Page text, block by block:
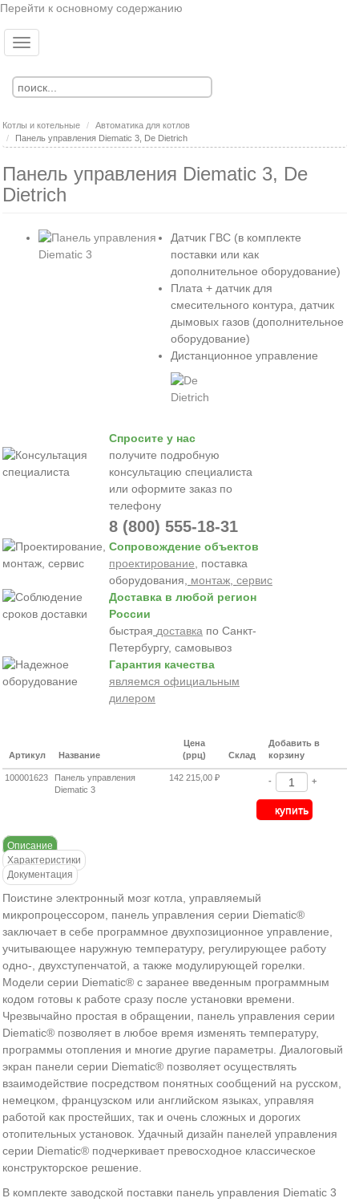
Перейти к основному содержанию
Toggle
Котлы и котельные
Автоматика для котлов
Панель управления Diematic 3, De Dietrich
Панель управления Diematic 3, De
Dietrich
Датчик ГВС (в комплекте
поставки или как
дополнительное оборудование)
Плата + датчик для
смесительного контура, датчик
дымовых газов (дополнительное
оборудование)
Дистанционное управление
Спросите у нас
получите подробную
консультацию специалиста
или оформите заказ по
телефону
8 (800) 555-18-31
Сопровождение объектов
проектирование, поставка
оборудования, монтаж, сервис
Доставка в любой регион
России
быстрая доставка по Санкт-
Петербургу, самовывоз
Гарантия качества
являемся официальным
дилером
Артикул Название
Цена
(ррц)
Склад
Добавить в
корзину
100001623
Панель управления
Diematic 3
142 215,00 ₽ - +
купить
Описание
Характеристики
Документация
Поистине электронный мозг котла, управляемый
микропроцессором, панель управления серии Diematic®
заключает в себе программное двухпозиционное управление,
учитывающее наружную температуру, регулирующее работу
одно-, двухступенчатой, а также модулирующей горелки.
Модели серии Diematic® c заранее введенным программным
кодом готовы к работе сразу после установки времени.
Чрезвычайно простая в обращении, панель управления серии
Diematic® позволяет в любое время изменять температуру,
программы отопления и многие другие параметры. Диалоговый
экран панели серии Diematic® позволяет осуществлять
взаимодействие посредством понятных сообщений на русском,
немецком, французском или английском языках, управляя
работой как простейших, так и очень сложных и дорогих
отопительных установок. Удачный дизайн панелей управления
серии Diematic® подчеркивает превосходное классическое
конструкторское решение.
В комплекте заводской поставки панель управления Diematic 3